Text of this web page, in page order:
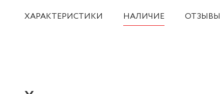
ХАРАКТЕРИСТИКИ НАЛИЧИЕ ОТЗЫВЫ